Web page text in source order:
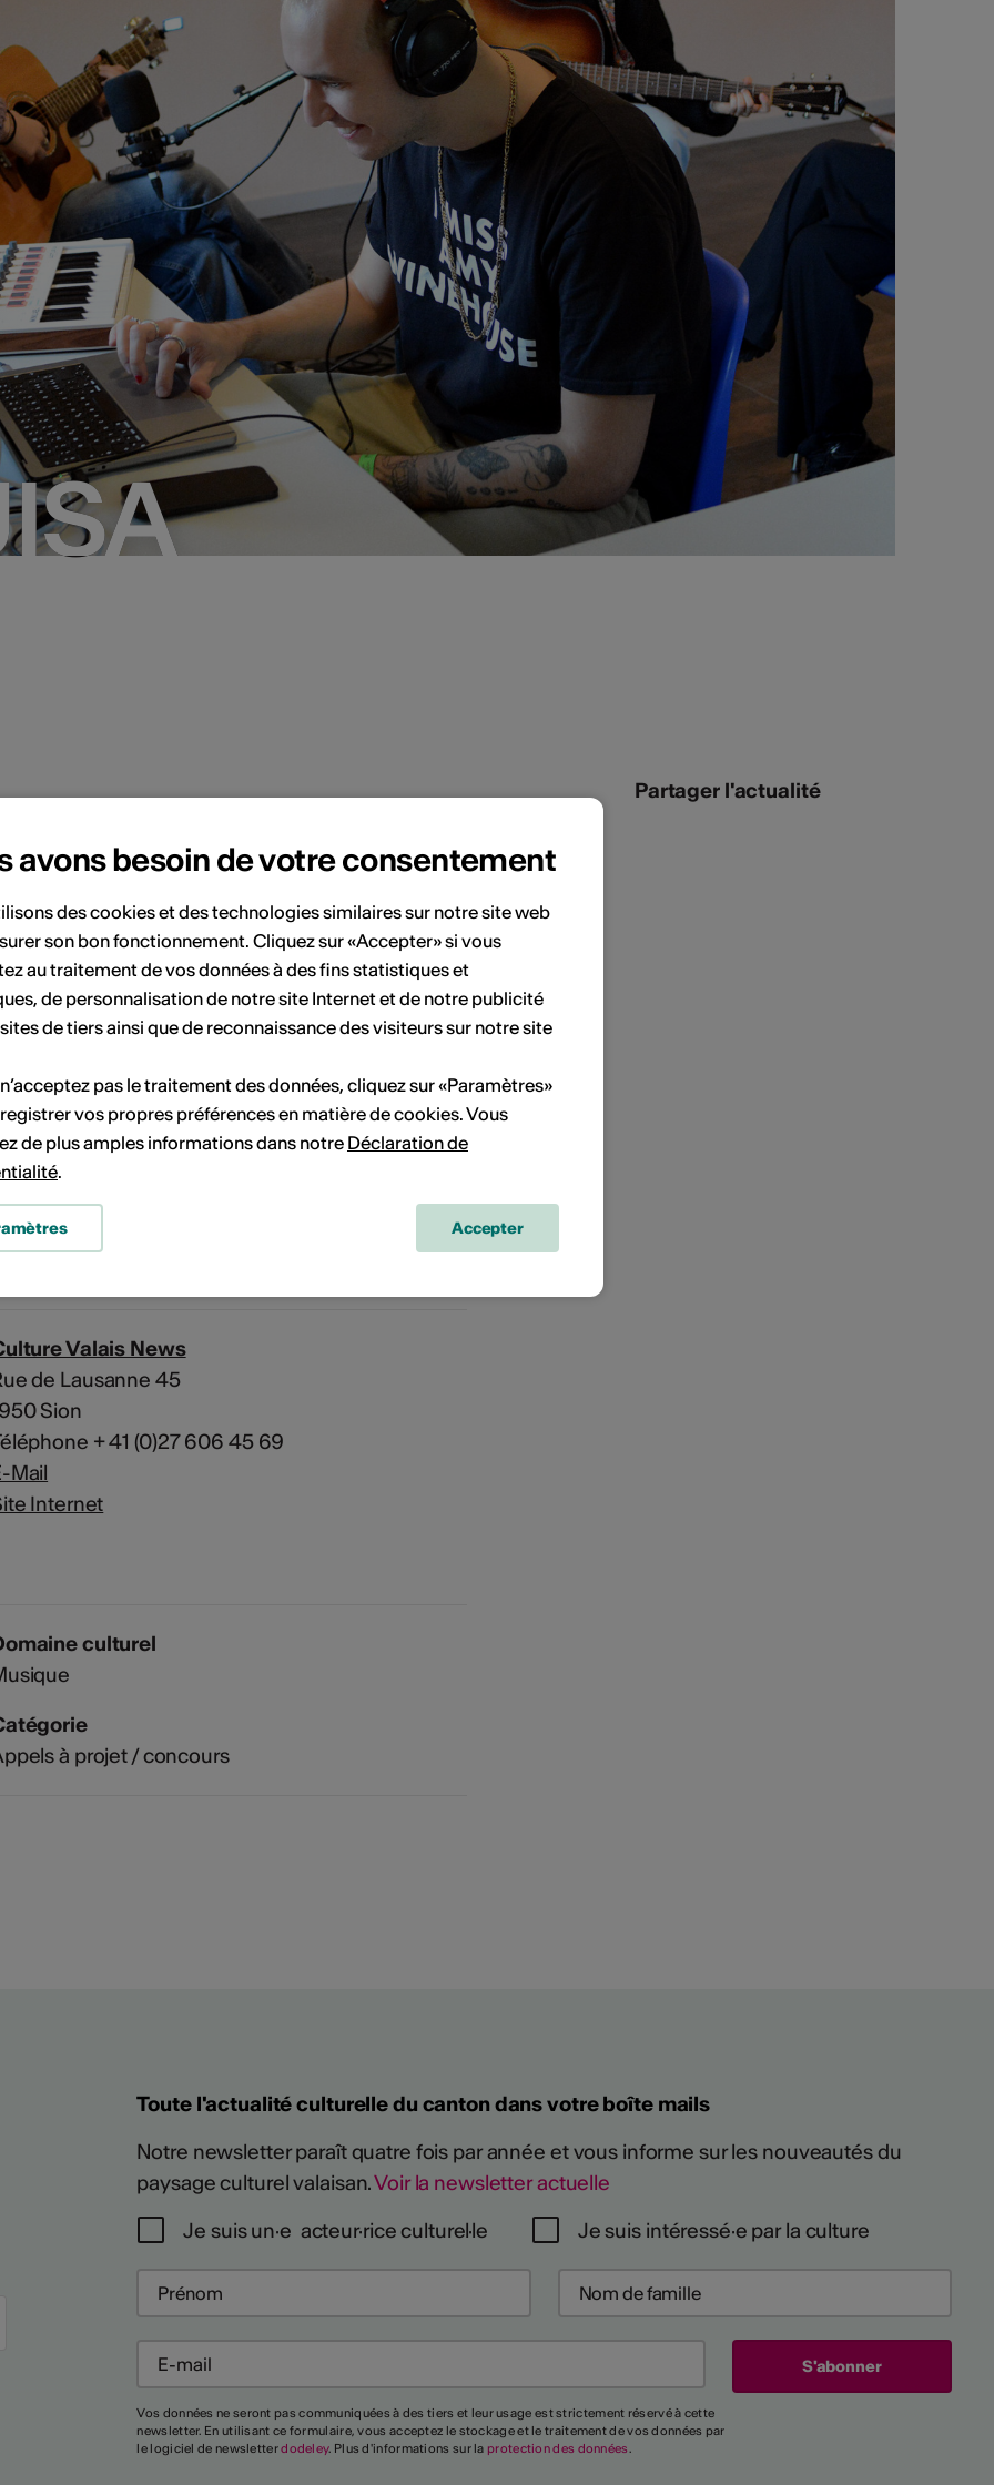
organise le Label SUISA
en collaboration avec Label
La Cohorte. Les
30 juin 2026. Infos:
Valais News
de Lausanne 45
Sion
+ 41 (0)27 606 45 69
Mail
Internet
culturel
à projet / concours
Partager l'actualité
Toute l'actualité culturelle du canton dans votre boîte mails
Notre newsletter paraît quatre fois par année et vous informe sur les nouveautés du
paysage culturel valaisan.Voir la newsletter actuelle
Je suis un·e acteur·rice culturel·le
Je suis intéressé·e par la culture
Vos données ne seront pas communiquées à des tiers et leur usage est strictement réservé à cette
newsletter. En utilisant ce formulaire, vous acceptez le stockage et le traitement de vos données par
le logiciel de newsletterdodeley. Plus d'informations sur la protection des données.
avons besoin de votre consentement
des cookies et des technologies similaires sur notre site web
son bon fonctionnement. Cliquez sur «Accepter» si vous
au traitement de vos données à des fins statistiques et
de personnalisation de notre site Internet et de notre publicité
de tiers ainsi que de reconnaissance des visiteurs sur notre site
pas le traitement des données, cliquez sur «Paramètres»
vos propres préférences en matière de cookies. Vous
de plus amples informations dans notre Déclaration de
.
Accepter